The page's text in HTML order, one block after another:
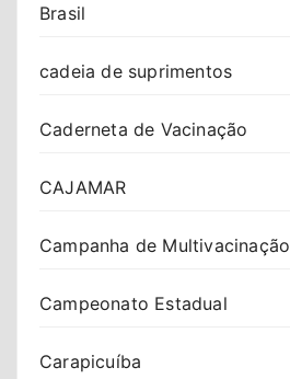
Brasil
cadeia de suprimentos
Caderneta de Vacinação
CAJAMAR
Campanha de Multivacinação
Campeonato Estadual
Carapicuíba